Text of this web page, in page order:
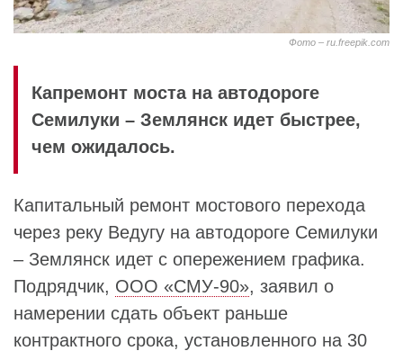
Фото – ru.freepik.com
Капремонт моста на автодороге
Семилуки – Землянск идет быстрее,
чем ожидалось.
Капитальный ремонт мостового перехода
через реку Ведугу на автодороге Семилуки
– Землянск идет с опережением графика.
Подрядчик, ООО «СМУ-90», заявил о
намерении сдать объект раньше
контрактного срока, установленного на 30